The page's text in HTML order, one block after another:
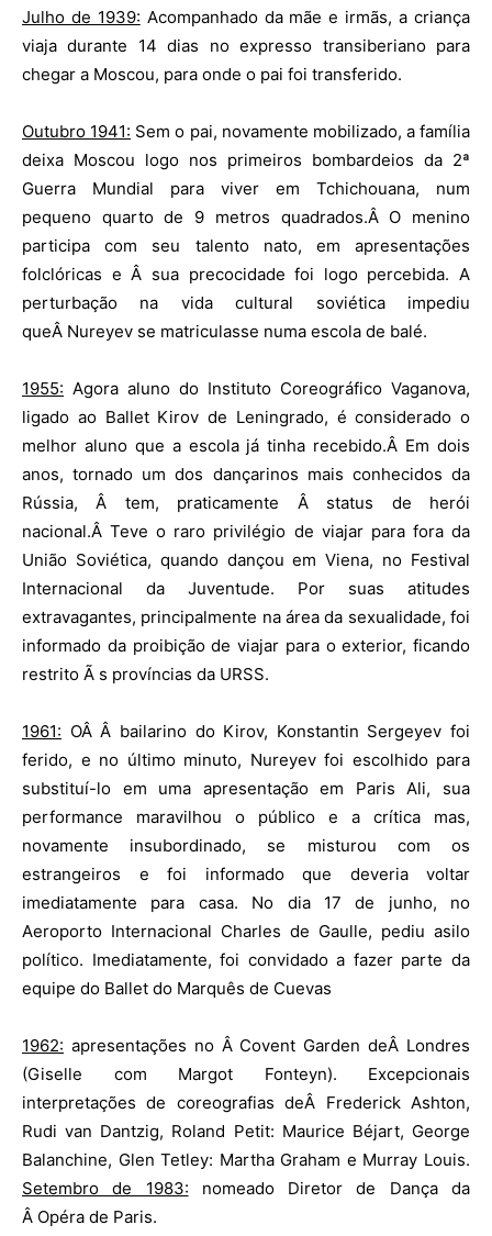
Julho de 1939: Acompanhado da mãe e irmãs, a criança
viaja durante 14 dias no expresso transiberiano para
chegar a Moscou, para onde o pai foi transferido.
Outubro 1941: Sem o pai, novamente mobilizado, a família
deixa Moscou logo nos primeiros bombardeios da 2ª
Guerra Mundial para viver em Tchichouana, num
pequeno quarto de 9 metros quadrados.Â O menino
participa com seu talento nato, em apresentações
folclóricas e Â sua precocidade foi logo percebida. A
perturbação na vida cultural soviética impediu
queÂ Nureyev se matriculasse numa escola de balé.
1955: Agora aluno do Instituto Coreográfico Vaganova,
ligado ao Ballet Kirov de Leningrado, é considerado o
melhor aluno que a escola já tinha recebido.Â Em dois
anos, tornado um dos dançarinos mais conhecidos da
Rússia, Â tem, praticamente Â status de herói
nacional.Â Teve o raro privilégio de viajar para fora da
União Soviética, quando dançou em Viena, no Festival
Internacional da Juventude. Por suas atitudes
extravagantes, principalmente na área da sexualidade, foi
informado da proibição de viajar para o exterior, ficando
restrito Ã s províncias da URSS.
1961: OÂ Â bailarino do Kirov, Konstantin Sergeyev foi
ferido, e no último minuto, Nureyev foi escolhido para
substituí-lo em uma apresentação em Paris Ali, sua
performance maravilhou o público e a crítica mas,
novamente insubordinado, se misturou com os
estrangeiros e foi informado que deveria voltar
imediatamente para casa. No dia 17 de junho, no
Aeroporto Internacional Charles de Gaulle, pediu asilo
político. Imediatamente, foi convidado a fazer parte da
equipe do Ballet do Marquês de Cuevas
1962: apresentações no Â Covent Garden deÂ Londres
(Giselle com Margot Fonteyn). Excepcionais
interpretações de coreografias deÂ Frederick Ashton,
Rudi van Dantzig, Roland Petit: Maurice Béjart, George
Balanchine, Glen Tetley: Martha Graham e Murray Louis.
Setembro de 1983: nomeado Diretor de Dança da
Â Opéra de Paris.